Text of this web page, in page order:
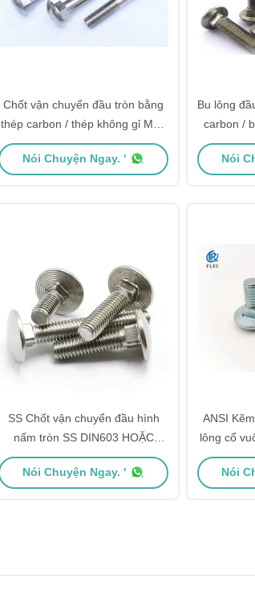
Chốt vận chuyển đầu tròn bằng
thép carbon / thép không gỉ M4 -
M52 với cổ vuông
Nói Chuyện Ngay. '
Bu lông
carbon /
Nói
SS Chốt vận chuyển đầu hình
nấm tròn SS DIN603 HOẶC
ISO8677
Nói Chuyện Ngay. '
ANSI
lông cổ
Nói